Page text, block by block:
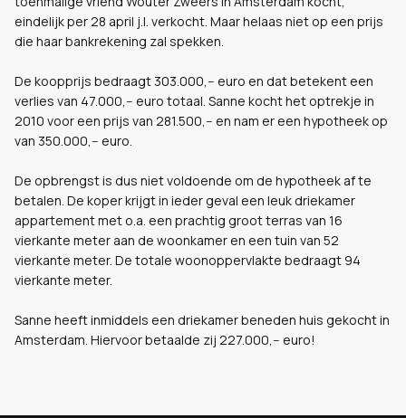
eindelijk per 28 april j.l. verkocht. Maar helaas niet op een prijs
die haar bankrekening zal spekken.
De koopprijs bedraagt 303.000,-- euro en dat betekent een
verlies van 47.000,-- euro totaal. Sanne kocht het optrekje in
2010 voor een prijs van 281.500,-- en nam er een hypotheek op
van 350.000,-- euro.
De opbrengst is dus niet voldoende om de hypotheek af te
betalen. De koper krijgt in ieder geval een leuk driekamer
appartement met o.a. een prachtig groot terras van 16
vierkante meter aan de woonkamer en een tuin van 52
vierkante meter. De totale woonoppervlakte bedraagt 94
vierkante meter.
Sanne heeft inmiddels een driekamer beneden huis gekocht in
Amsterdam. Hiervoor betaalde zij 227.000,-- euro!